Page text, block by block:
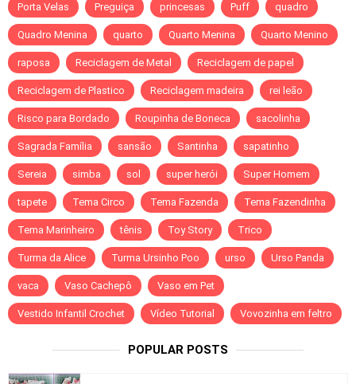
Porta Velas Preguiça princesas Puff quadro
Quadro Menina quarto Quarto Menina Quarto Menino
raposa Reciclagem de Metal Reciclagem de papel
Reciclagem de Plastico Reciclagem madeira rei leão
Risco para Bordado Roupinha de Boneca sacolinha
Sagrada Família sansão Santinha sapatinho
Sereia simba sol super herói Super Homem
tapete Tema Circo Tema Fazenda Tema Fazendinha
Tema Marinheiro tênis Toy Story Trico
Turma da Alice Turma Ursinho Poo urso Urso Panda
vaca Vaso Cachepô Vaso em Pet
Vestido Infantil Crochet Vídeo Tutorial Vovozinha em feltro
POPULAR POSTS